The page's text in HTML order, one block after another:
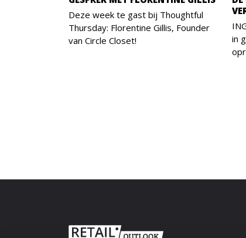
Deze week te gast bij Thoughtful
Thursday: Florentine Gillis, Founder
van Circle Closet!
in